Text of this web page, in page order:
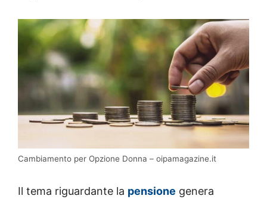
Cambiamento per Opzione Donna – oipamagazine.it
Il tema riguardante la pensione genera